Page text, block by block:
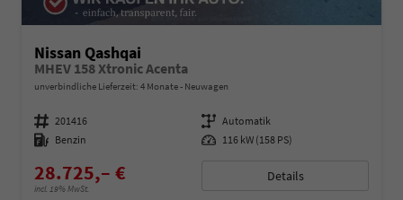
Nissan Qashqai
MHEV 158 Xtronic Acenta
unverbindliche Lieferzeit: 4 Monate Neuwagen
Fahrzeugnummer 201416 Getriebe Automatik
Kraftstoff Benzin Leistung 116 kW (158 PS)
28.725,– €
incl. 19% MwSt.
Details